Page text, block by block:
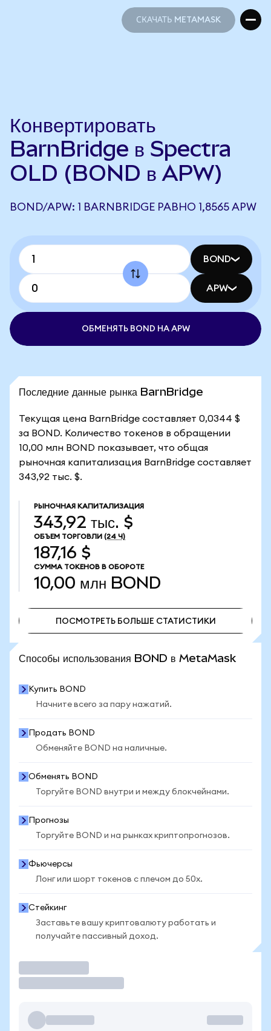
СКАЧАТЬ METAMASK
Конвертировать
BarnBridge в Spectra
OLD (BOND в APW)
BOND/APW: 1 BARNBRIDGE РАВНО 1,8565 APW
BOND
APW
ОБМЕНЯТЬ BOND НА APW
Последние данные рынка BarnBridge
Текущая цена BarnBridge составляет 0,0344 $
за BOND. Количество токенов в обращении
10,00 млн BOND показывает, что общая
рыночная капитализация BarnBridge составляет
343,92 тыс. $.
РЫНОЧНАЯ КАПИТАЛИЗАЦИЯ
343,92 тыс. $
ОБЪЕМ ТОРГОВЛИ (24 Ч)
187,16 $
СУММА ТОКЕНОВ В ОБОРОТЕ
10,00 млн BOND
ПОСМОТРЕТЬ БОЛЬШЕ СТАТИСТИКИ
Способы использования BOND в MetaMask
Купить BOND
Начните всего за пару нажатий.
Продать BOND
Обменяйте BOND на наличные.
Обменять BOND
Торгуйте BOND внутри и между блокчейнами.
Прогнозы
Торгуйте BOND и на рынках криптопрогнозов.
Фьючерсы
Лонг или шорт токенов с плечом до 50x.
Стейкинг
Заставьте вашу криптовалюту работать и
получайте пассивный доход.